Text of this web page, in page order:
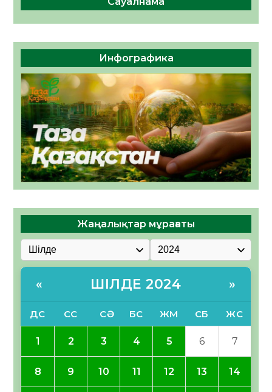
Инфографика
Жаңалықтар мұрағаты
« ШІЛДЕ 2024 »
ДС СС СӘ БС ЖМ СБ ЖС
1 2 3 4 5 6 7
8 9 10 11 12 13 14